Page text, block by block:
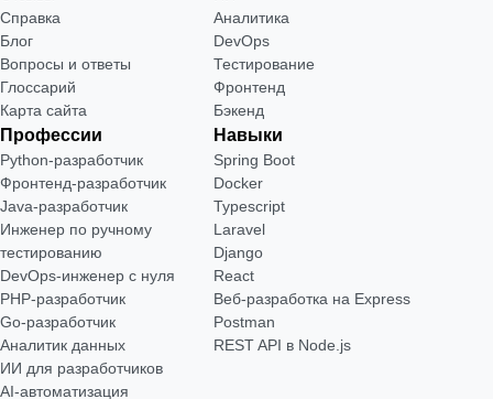
Справка
Блог
Вопросы и ответы
Глоссарий
Карта сайта
Аналитика
DevOps
Тестирование
Фронтенд
Бэкенд
Профессии
Python-разработчик
Фронтенд-разработчик
Java-разработчик
Инженер по ручному
тестированию
DevOps-инженер с нуля
РНР-разработчик
Go-разработчик
Аналитик данных
ИИ для разработчиков
AI-автоматизация
Навыки
Spring Boot
Docker
Typescript
Laravel
Django
React
Веб-разработка на Express
Postman
REST API в Node.js